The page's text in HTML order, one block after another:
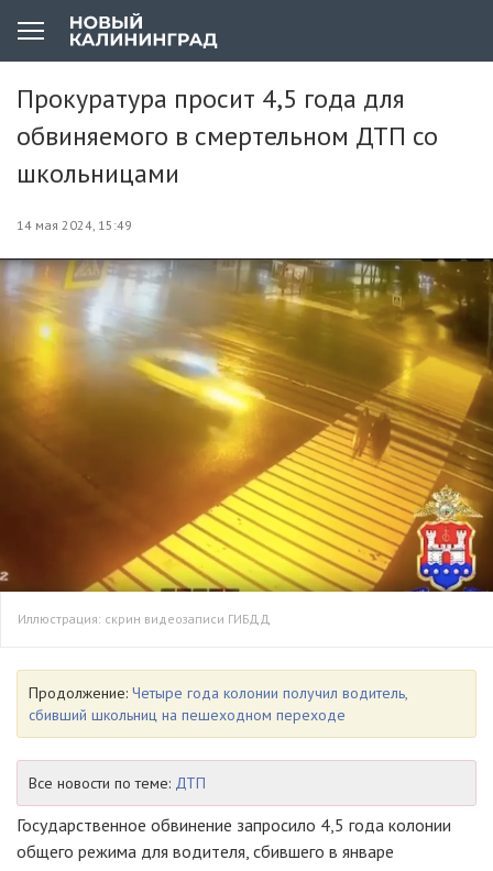
Прокуратура просит 4,5 года для
обвиняемого в смертельном ДТП со
школьницами
14 мая 2024, 15:49
Иллюстрация: скрин видеозаписи ГИБДД
Продолжение: Четыре года колонии получил водитель,
сбивший школьниц на пешеходном переходе
Все новости по теме: ДТП
Государственное обвинение запросило 4,5 года колонии
общего режима для водителя, сбившего в январе